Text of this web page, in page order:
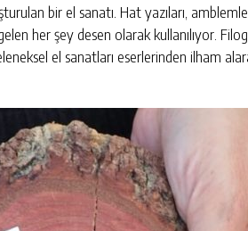
bir el sanatı. Hat yazıları,
her şey desen olarak kullanılıyor.
el sanatları eserlerinden ilham